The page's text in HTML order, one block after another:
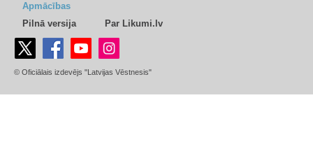
Apmācības
Pilnā versija
Par Likumi.lv
© Oficiālais izdevējs "Latvijas Vēstnesis"